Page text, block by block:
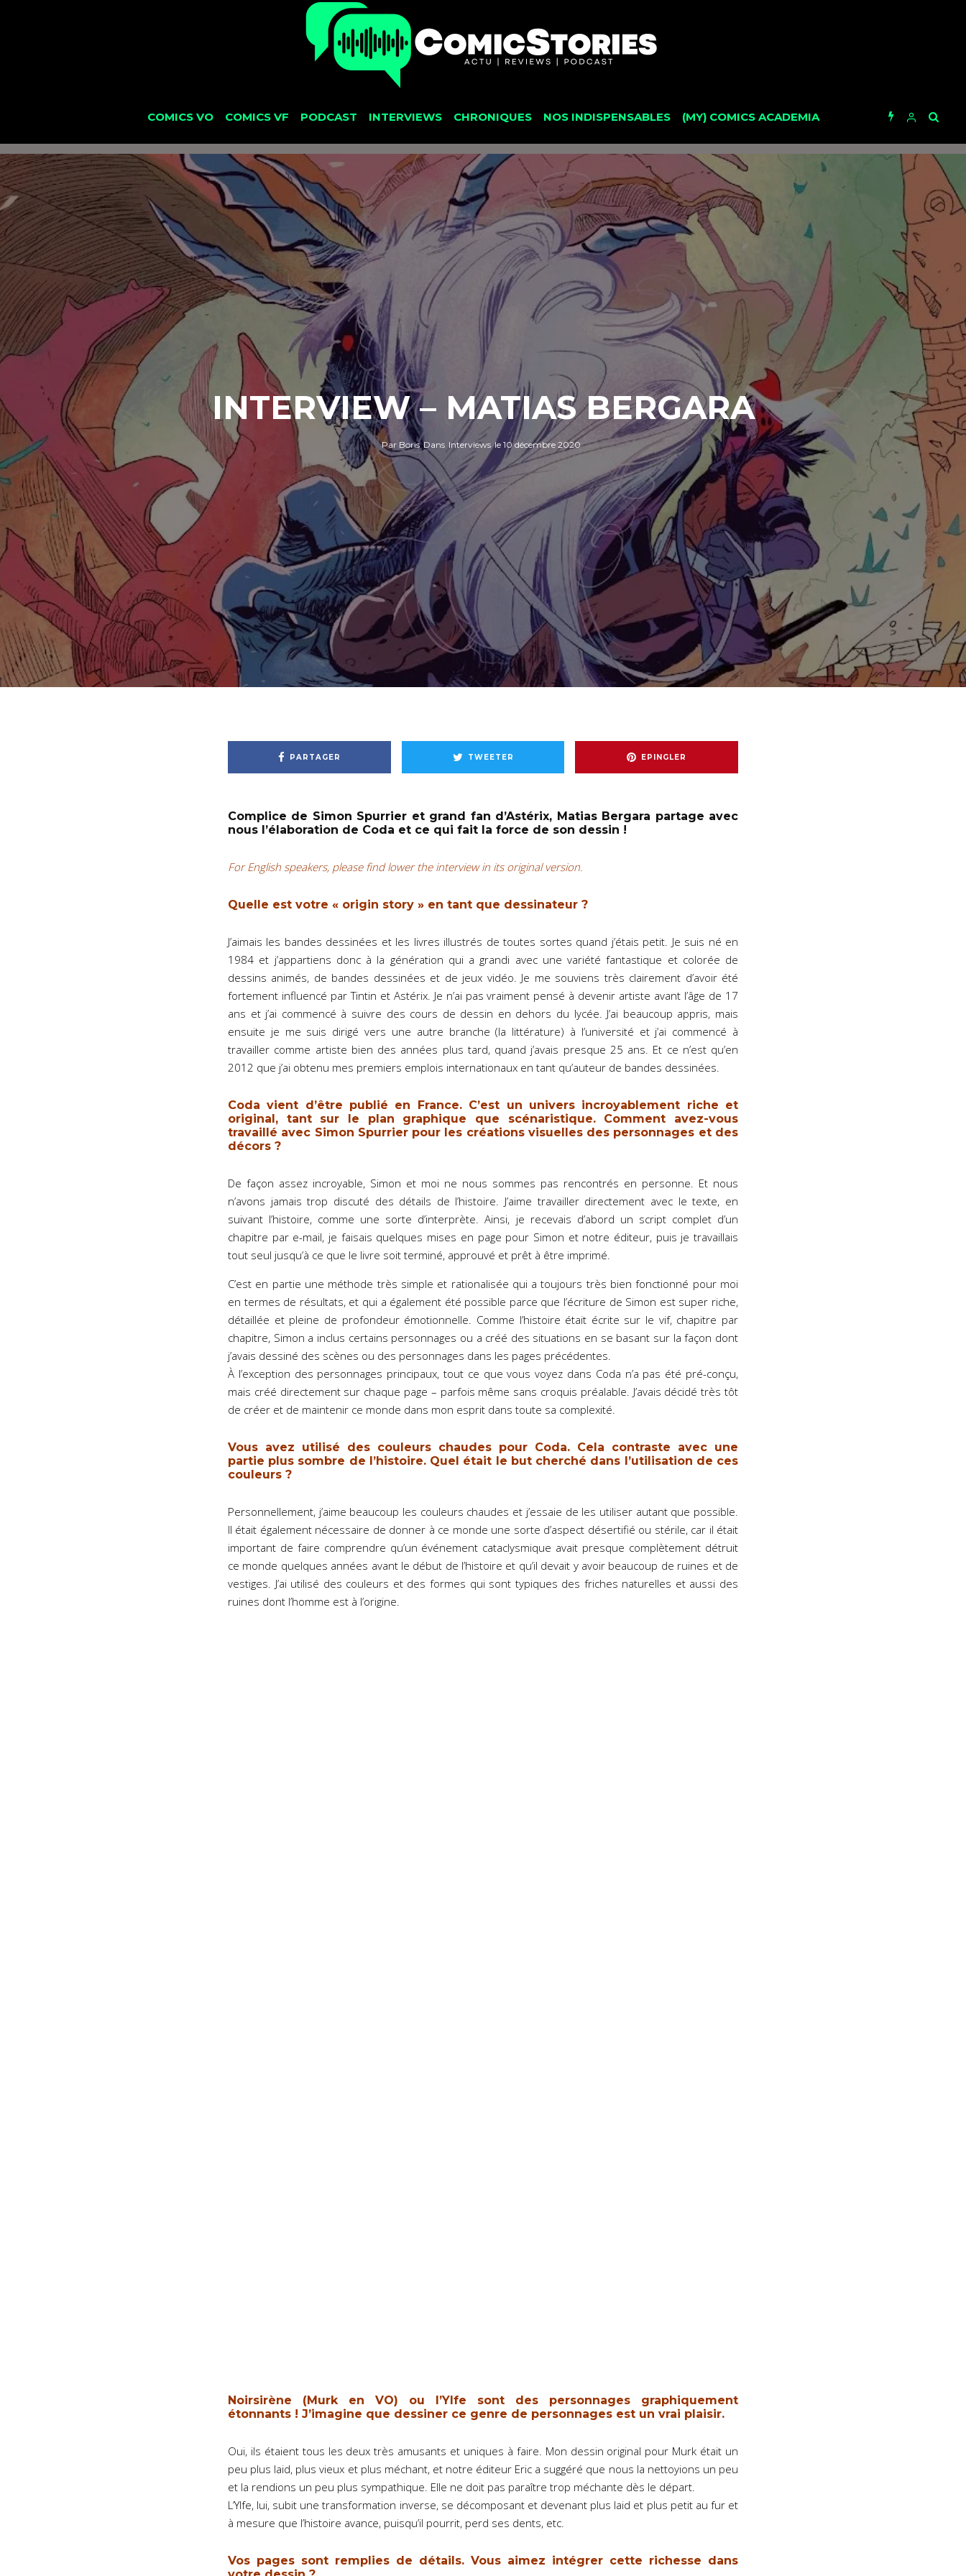
COMICS VO COMICS VF PODCAST INTERVIEWS CHRONIQUES NOS INDISPENSABLES (MY) COMICS ACADEMIA
INTERVIEW – MATIAS BERGARA
Par Boris Dans Interviews le 10 décembre 2020
PARTAGER TWEETER EPINGLER
Complice de Simon Spurrier et grand fan d’Astérix, Matias Bergara partage avec
nous l’élaboration de Coda et ce qui fait la force de son dessin !
For English speakers, please find lower the interview in its original version.
Quelle est votre « origin story » en tant que dessinateur ?
J’aimais les bandes dessinées et les livres illustrés de toutes sortes quand j’étais petit. Je suis né en
1984 et j’appartiens donc à la génération qui a grandi avec une variété fantastique et colorée de
dessins animés, de bandes dessinées et de jeux vidéo. Je me souviens très clairement d’avoir été
fortement influencé par Tintin et Astérix. Je n’ai pas vraiment pensé à devenir artiste avant l’âge de 17
ans et j’ai commencé à suivre des cours de dessin en dehors du lycée. J’ai beaucoup appris, mais
ensuite je me suis dirigé vers une autre branche (la littérature) à l’université et j’ai commencé à
travailler comme artiste bien des années plus tard, quand j’avais presque 25 ans. Et ce n’est qu’en
2012 que j’ai obtenu mes premiers emplois internationaux en tant qu’auteur de bandes dessinées.
Coda vient d’être publié en France. C’est un univers incroyablement riche et
original, tant sur le plan graphique que scénaristique. Comment avez-vous
travaillé avec Simon Spurrier pour les créations visuelles des personnages et des
décors ?
De façon assez incroyable, Simon et moi ne nous sommes pas rencontrés en personne. Et nous
n’avons jamais trop discuté des détails de l’histoire. J’aime travailler directement avec le texte, en
suivant l’histoire, comme une sorte d’interprète. Ainsi, je recevais d’abord un script complet d’un
chapitre par e-mail, je faisais quelques mises en page pour Simon et notre éditeur, puis je travaillais
tout seul jusqu’à ce que le livre soit terminé, approuvé et prêt à être imprimé.
C’est en partie une méthode très simple et rationalisée qui a toujours très bien fonctionné pour moi
en termes de résultats, et qui a également été possible parce que l’écriture de Simon est super riche,
détaillée et pleine de profondeur émotionnelle. Comme l’histoire était écrite sur le vif, chapitre par
chapitre, Simon a inclus certains personnages ou a créé des situations en se basant sur la façon dont
j’avais dessiné des scènes ou des personnages dans les pages précédentes.
À l’exception des personnages principaux, tout ce que vous voyez dans Coda n’a pas été pré-conçu,
mais créé directement sur chaque page – parfois même sans croquis préalable. J’avais décidé très tôt
de créer et de maintenir ce monde dans mon esprit dans toute sa complexité.
Vous avez utilisé des couleurs chaudes pour Coda. Cela contraste avec une
partie plus sombre de l’histoire. Quel était le but cherché dans l’utilisation de ces
couleurs ?
Personnellement, j’aime beaucoup les couleurs chaudes et j’essaie de les utiliser autant que possible.
Il était également nécessaire de donner à ce monde une sorte d’aspect désertifié ou stérile, car il était
important de faire comprendre qu’un événement cataclysmique avait presque complètement détruit
ce monde quelques années avant le début de l’histoire et qu’il devait y avoir beaucoup de ruines et de
vestiges. J’ai utilisé des couleurs et des formes qui sont typiques des friches naturelles et aussi des
ruines dont l’homme est à l’origine.
Noirsirène (Murk en VO) ou l’Ylfe sont des personnages graphiquement
étonnants ! J’imagine que dessiner ce genre de personnages est un vrai plaisir.
Oui, ils étaient tous les deux très amusants et uniques à faire. Mon dessin original pour Murk était un
peu plus laid, plus vieux et plus méchant, et notre éditeur Eric a suggéré que nous la nettoyions un peu
et la rendions un peu plus sympathique. Elle ne doit pas paraître trop méchante dès le départ.
L’Ylfe, lui, subit une transformation inverse, se décomposant et devenant plus laid et plus petit au fur et
à mesure que l’histoire avance, puisqu’il pourrit, perd ses dents, etc.
Vos pages sont remplies de détails. Vous aimez intégrer cette richesse dans